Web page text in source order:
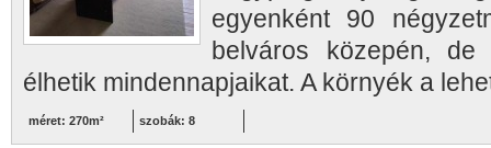
egyenként 90
belváros közepén,
élhetik mindennapjaikat. A környék a
méret: 270m² szobák: 8